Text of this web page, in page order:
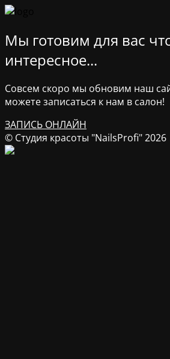
Мы готовим для вас
интересное...
Совсем скоро мы обновим наш
можете записаться к нам в салон!
ЗАПИСЬ ОНЛАЙН
© Студия красоты "NailsProfi" 2026